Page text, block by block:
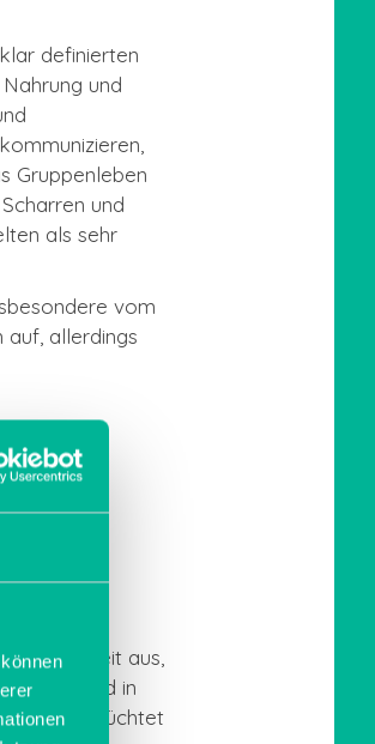
definierten
und
Gruppenleben
und
als sehr
vom
auf, allerdings
Zu den
Fähigkeit aus,
sind in
Eier gezüchtet